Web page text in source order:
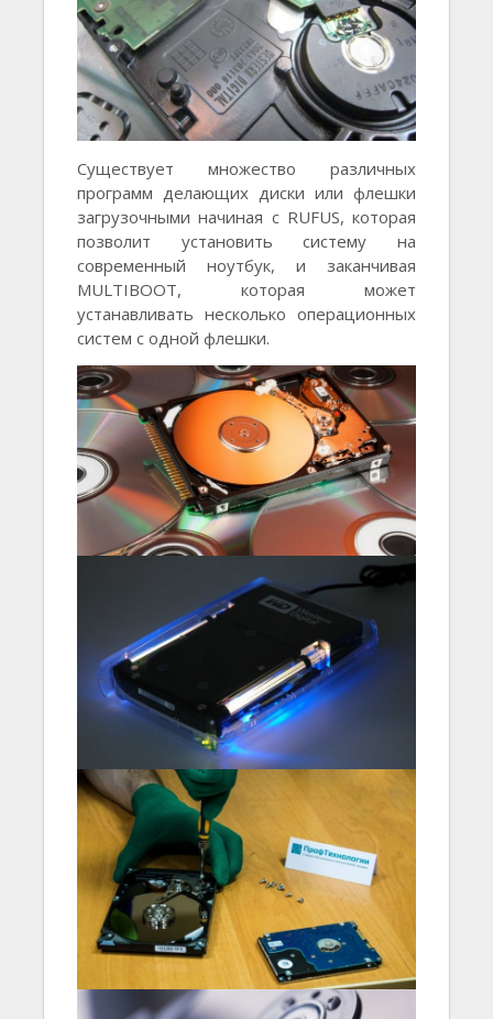
Существует множество различных
программ делающих диски или флешки
загрузочными начиная с RUFUS, которая
позволит установить систему на
современный ноутбук, и заканчивая
MULTIBOOT, которая может
устанавливать несколько операционных
систем с одной флешки.